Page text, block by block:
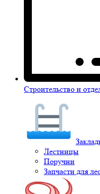
Строительство и
Лестницы
Поручни
Запчасти для